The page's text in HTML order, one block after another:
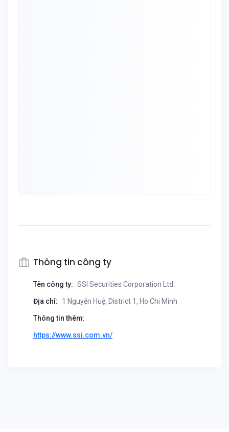
Thông tin công ty
Tên công ty: SSI Securities Corporation Ltd.
Địa chỉ: 1 Nguyễn Huệ, District 1, Ho Chi Minh
Thông tin thêm:
https://www.ssi.com.vn/